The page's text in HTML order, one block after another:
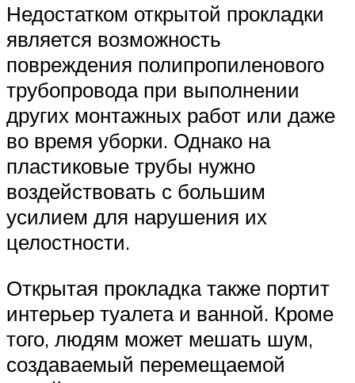
Недостатком открытой прокладки
является возможность
повреждения полипропиленового
трубопровода при выполнении
других монтажных работ или даже
во время уборки. Однако на
пластиковые трубы нужно
воздействовать с большим
усилием для нарушения их
целостности.
Открытая прокладка также портит
интерьер туалета и ванной. Кроме
того, людям может мешать шум,
создаваемый перемещаемой